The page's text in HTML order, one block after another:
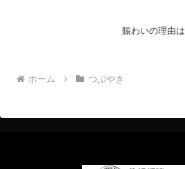
賑わいの理由は
ホーム つぶやき